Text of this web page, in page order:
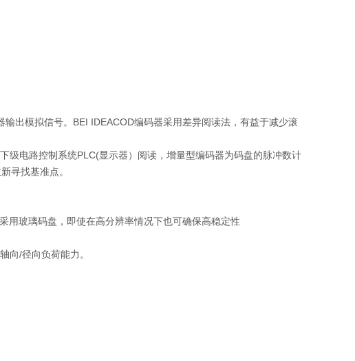
出模拟信号。BEI IDEACOD编码器采用差异阅读法，有益于减少滚
级电路控制系统PLC(显示器）阅读，增量型编码器为码盘的脉冲数计
寻找基准点。
用玻璃码盘，即使在高分辨率情况下也可确保高稳定性
向/径向负荷能力。